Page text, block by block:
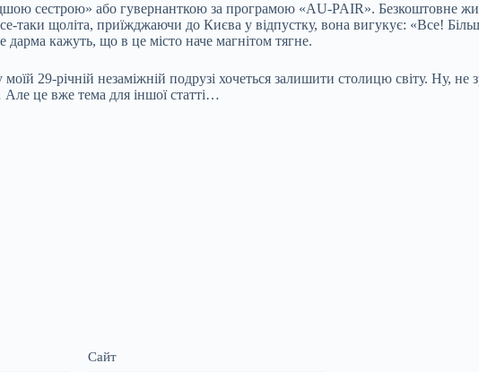
сестрою» або гувернанткою за програмою «AU-PAIR». Безкоштовне
таки щоліта, приїжджаючи до Києва у відпустку, вона вигукує: «Все!
дарма кажуть, що в це місто наче магнітом тягне.
29-річній незаміжній подрузі хочеться залишити столицю світу. Ну, не
це вже тема для іншої статті…
Сайт